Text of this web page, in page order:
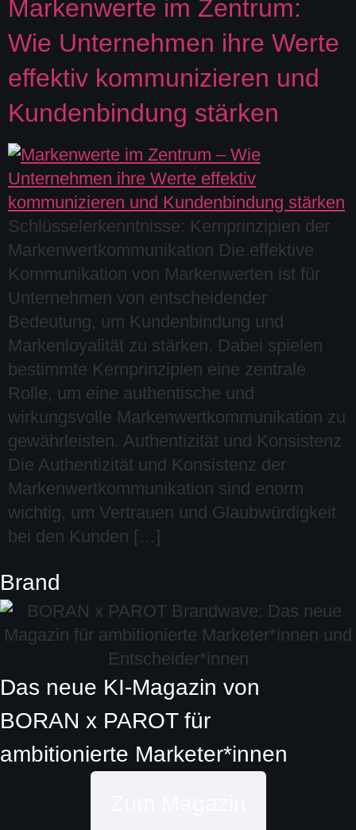
Markenwerte im Zentrum:
Wie Unternehmen ihre Werte
effektiv kommunizieren und
Kundenbindung stärken
Schlüsselerkenntnisse: Kernprinzipien der
Markenwertkommunikation Die effektive
Kommunikation von Markenwerten ist für
Unternehmen von entscheidender
Bedeutung, um Kundenbindung und
Markenloyalität zu stärken. Dabei spielen
bestimmte Kernprinzipien eine zentrale
Rolle, um eine authentische und
wirkungsvolle Markenwertkommunikation zu
gewährleisten. Authentizität und Konsistenz
Die Authentizität und Konsistenz der
Markenwertkommunikation sind enorm
wichtig, um Vertrauen und Glaubwürdigkeit
bei den Kunden […]
Brand
Das neue KI-Magazin von
BORAN x PAROTfür
ambitionierte Marketer*innen